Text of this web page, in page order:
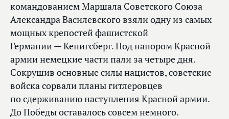
командованием Маршала Советского Союза
Александра Василевского взяли одну из самых
мощных крепостей фашистской
Германии — Кенигсберг. Под напором Красной
армии немецкие части пали за четыре дня.
Сокрушив основные силы нацистов, советские
войска сорвали планы гитлеровцев
по сдерживанию наступления Красной армии.
До Победы оставалось совсем немного.